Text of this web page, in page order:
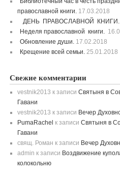
православной книги. 17.03.2018
ДЕНЬ ПРАВОСЛАВНОЙ КНИГИ.
Неделя православной книги.
Обновление души. 17.02.2018
Крещение всей семьи. 25.01.2018
Свежие комментарии
vestnik2013 к записи Святыня в
Гавани
vestnik2013 к записи Вечер
PumaRachel к записи Святыня в
Гавани
свящ. Роман к записи Вечер
admin к записи Воздвижение
колокольню